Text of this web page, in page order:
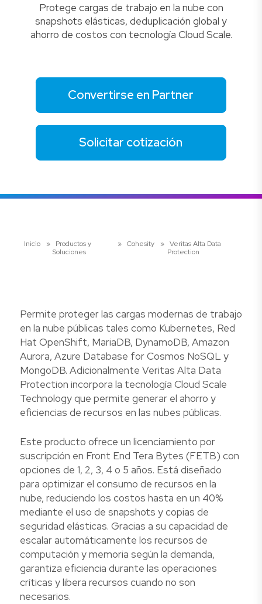
Protege cargas de trabajo en la nube con
snapshots elásticas, deduplicación global y
ahorro de costos con tecnología Cloud Scale.
Convertirse en Partner
Solicitar cotización
Inicio »
Productos y
Soluciones
» Cohesity » Veritas Alta Data
Protection
Permite proteger las cargas modernas de trabajo
en la nube públicas tales como Kubernetes, Red
Hat OpenShift, MariaDB, DynamoDB, Amazon
Aurora, Azure Database for Cosmos NoSQL y
MongoDB. Adicionalmente Veritas Alta Data
Protection incorpora la tecnología Cloud Scale
Technology que permite generar el ahorro y
eficiencias de recursos en las nubes públicas.
Este producto ofrece un licenciamiento por
suscripción en Front End Tera Bytes (FETB) con
opciones de 1, 2, 3, 4 o 5 años. Está diseñado
para optimizar el consumo de recursos en la
nube, reduciendo los costos hasta en un 40%
mediante el uso de snapshots y copias de
seguridad elásticas. Gracias a su capacidad de
escalar automáticamente los recursos de
computación y memoria según la demanda,
garantiza eficiencia durante las operaciones
críticas y libera recursos cuando no son
necesarios.